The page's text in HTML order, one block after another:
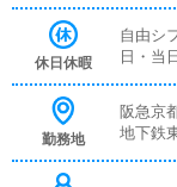
割です
のでご
休日休暇
自由シ
日・当
勤務地
阪急京
地下鉄